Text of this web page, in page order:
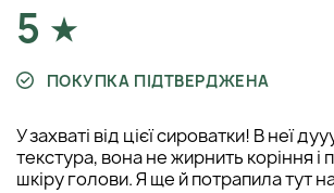
5
ПОКУПКА ПІДТВЕРДЖЕНА
У захваті від цієї сироватки! В неї
текстура, вона не жирнить коріння і
шкіру голови. Я ще й потрапила тут